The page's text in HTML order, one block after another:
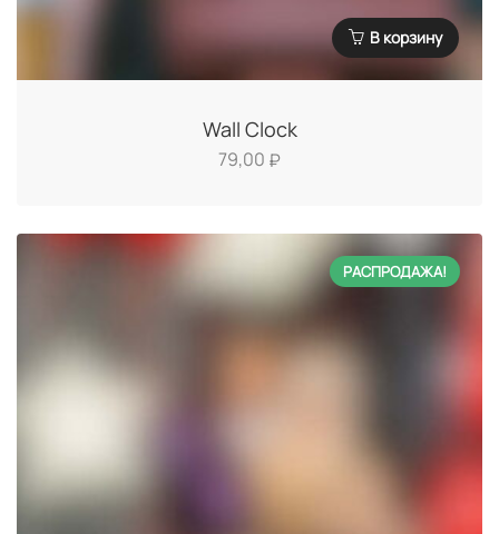
В корзину
Wall Clock
79,00 ₽
РАСПРОДАЖА!